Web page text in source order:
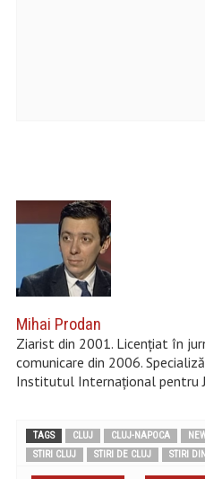
Mihai Prodan
Ziarist din 2001. Licențiat în
comunicare din 2006.
Institutul Internațional pentru
TAGS CLUJ CLUJ-NAPOCA
STIRI CLUJ
STIRI DE CLUJ STIRI